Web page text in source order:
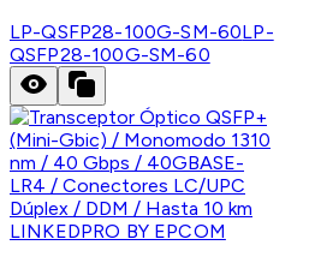
LP-QSFP28-100G-SM-60LP-
QSFP28-100G-SM-60
LINKEDPRO BY EPCOM